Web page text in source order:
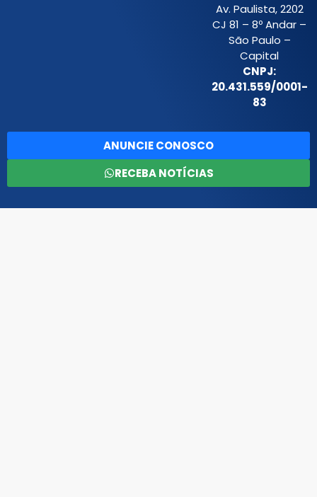
Av. Paulista, 2202
CJ 81 – 8º Andar –
São Paulo –
Capital
CNPJ:
20.431.559/0001-
83
ANUNCIE CONOSCO
RECEBA NOTÍCIAS